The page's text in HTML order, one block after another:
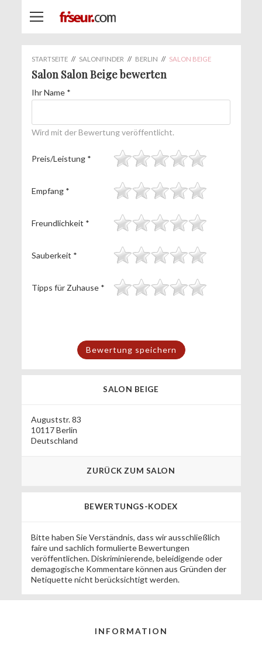
STARTSEITE // SALONFINDER // BERLIN // SALON BEIGE
Salon Salon Beige bewerten
Ihr Name *
Wird mit der Bewertung veröffentlicht.
Preis/Leistung *
Empfang *
Freundlichkeit *
Sauberkeit *
Tipps für Zuhause *
SALON BEIGE
Auguststr. 83
10117 Berlin
Deutschland
ZURÜCK ZUM SALON
BEWERTUNGS-KODEX
Bitte haben Sie Verständnis, dass wir ausschließlich
faire und sachlich formulierte Bewertungen
veröffentlichen. Diskriminierende, beleidigende oder
demagogische Kommentare können aus Gründen der
Netiquette nicht berücksichtigt werden.
INFORMATION